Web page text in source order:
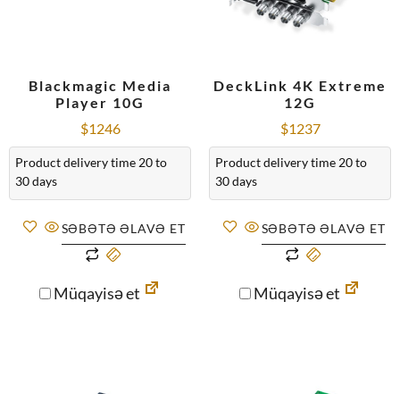
Blackmagic Media
Player 10G
$1246
Product delivery time 20 to
30 days
SƏBƏTƏ ƏLAVƏ ET
Müqayisə et
DeckLink 4K Extreme
12G
$1237
Product delivery time 20 to
30 days
SƏBƏTƏ ƏLAVƏ ET
Müqayisə et